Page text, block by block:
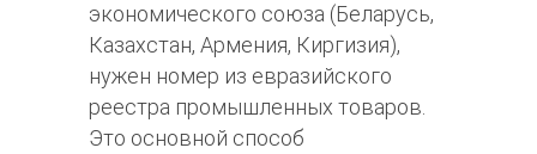
экономического союза (Беларусь,
Казахстан, Армения, Киргизия),
нужен номер из евразийского
реестра промышленных товаров.
Это основной способ